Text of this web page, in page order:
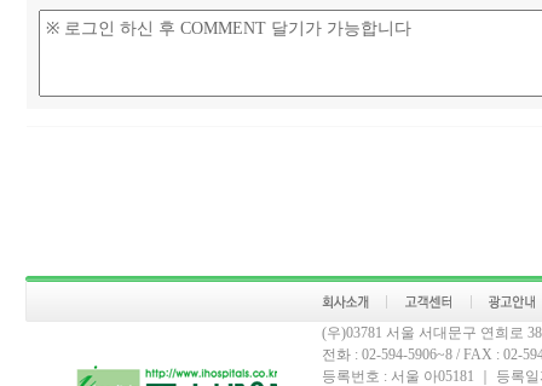
(우)03781 서울 서대문구 연희로
전화 : 02-594-5906~8 / FAX : 02-
등록번호 : 서울 아05181 ｜ 등록